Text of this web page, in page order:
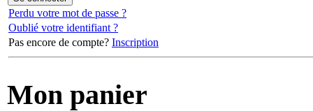
Perdu votre mot de passe ?
Oublié votre identifiant ?
Pas encore de compte? Inscription
Mon panier